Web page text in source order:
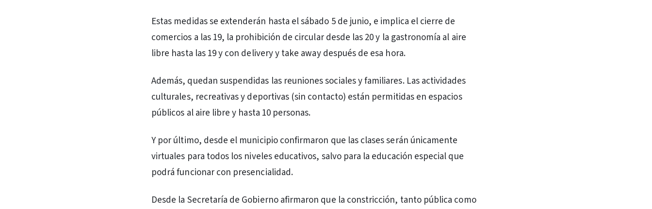
Estas medidas se extenderán hasta el sábado 5 de junio, e implica el cierre de
comercios a las 19, la prohibición de circular desde las 20 y la gastronomía al aire
libre hasta las 19 y con delivery y take away después de esa hora.
Además, quedan suspendidas las reuniones sociales y familiares. Las actividades
culturales, recreativas y deportivas (sin contacto) están permitidas en espacios
públicos al aire libre y hasta 10 personas.
Y por último, desde el municipio confirmaron que las clases serán únicamente
virtuales para todos los niveles educativos, salvo para la educación especial que
podrá funcionar con presencialidad.
Desde la Secretaría de Gobierno afirmaron que la constricción, tanto pública como